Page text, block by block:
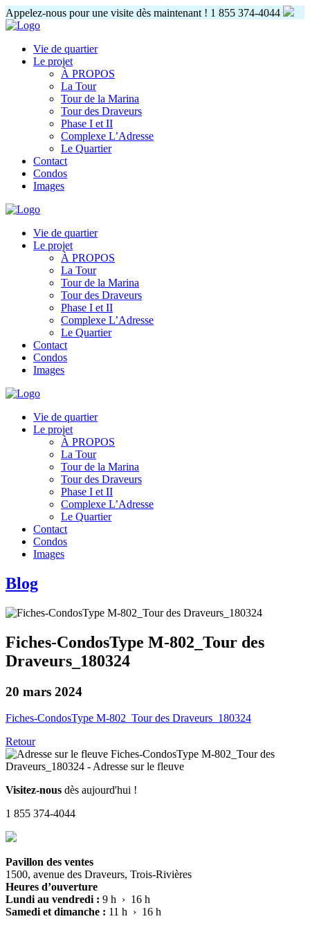
Appelez-nous pour une visite dès maintenant ! 1 855 374-4044
Vie de quartier
Le projet
À PROPOS
La Tour
Tour de la Marina
Tour des Draveurs
Phase I et II
Complexe L’Adresse
Le Quartier
Contact
Condos
Images
Vie de quartier
Le projet
À PROPOS
La Tour
Tour de la Marina
Tour des Draveurs
Phase I et II
Complexe L’Adresse
Le Quartier
Contact
Condos
Images
Vie de quartier
Le projet
À PROPOS
La Tour
Tour de la Marina
Tour des Draveurs
Phase I et II
Complexe L’Adresse
Le Quartier
Contact
Condos
Images
Blog
Fiches-CondosType M-802_Tour des
Draveurs_180324
20 mars 2024
Fiches-CondosType M-802_Tour des Draveurs_180324
Retour
Visitez-nous dès aujourd'hui !
1 855 374-4044
Pavillon des ventes
1500, avenue des Draveurs, Trois-Rivières
Heures d’ouverture
Lundi au vendredi : 9 h › 16 h
Samedi et dimanche : 11 h › 16 h